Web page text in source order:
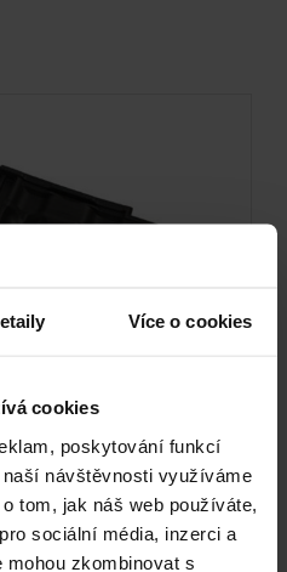
Více o cookies
cookies
poskytování funkcí
návštěvnosti využíváme
tom, jak náš web používáte,
sociální média, inzerci a
mohou zkombinovat s